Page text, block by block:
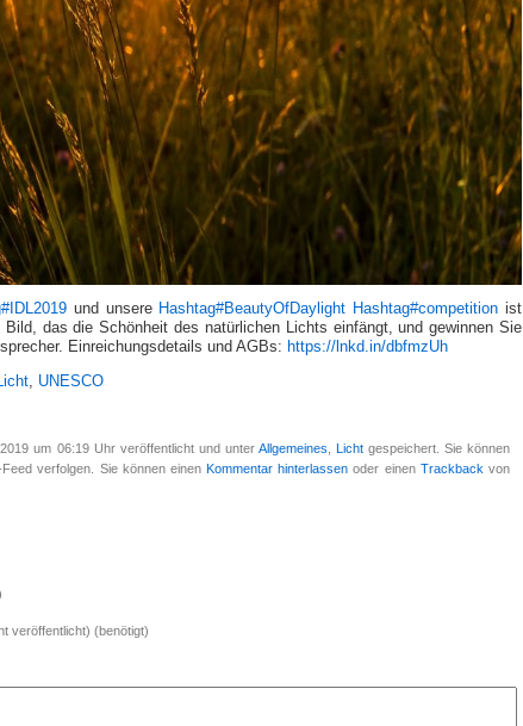
#IDL2019und unsere Hashtag#BeautyOfDaylight Hashtag#competition ist
das die Schönheit des natürlichen Lichts einfängt, und gewinnen Sie
Einreichungsdetails und AGBs: https://lnkd.in/dbfmzUh
Licht UNESCO
um 06:19 Uhr veröffentlicht und unter Allgemeines Lichtgespeichert. Sie können
Feed verfolgen. Sie können einenKommentar hinterlassen oder einen Trackback von
veröffentlicht) (benötigt)